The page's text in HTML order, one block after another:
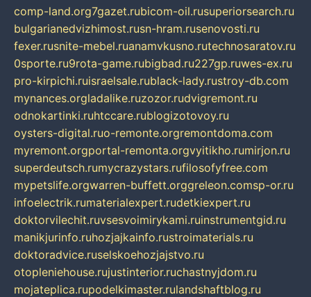
comp-land.org7gazet.rubicom-oil.rusuperiorsearch.ru
bulgarianedvizhimost.rusn-hram.rusenovosti.ru
fexer.rusnite-mebel.ruanamvkusno.rutechnosaratov.ru
0sporte.ru9rota-game.rubigbad.ru227gp.ruwes-ex.ru
pro-kirpichi.ruisraelsale.rublack-lady.rustroy-db.com
mynances.orgladalike.ruzozor.rudvigremont.ru
odnokartinki.ruhtccare.rublogizotovoy.ru
oysters-digital.ruo-remonte.orgremontdoma.com
myremont.orgportal-remonta.orgvyitikho.rumirjon.ru
superdeutsch.rumycrazystars.rufilosofyfree.com
mypetslife.orgwarren-buffett.orggreleon.comsp-or.ru
infoelectrik.rumaterialexpert.rudetkiexpert.ru
doktorvilechit.ruvsesvoimirykami.ruinstrumentgid.ru
manikjurinfo.ruhozjajkainfo.rustroimaterials.ru
doktoradvice.ruselskoehozjajstvo.ru
otopleniehouse.rujustinterior.ruchastnyjdom.ru
mojateplica.rupodelkimaster.rulandshaftblog.ru